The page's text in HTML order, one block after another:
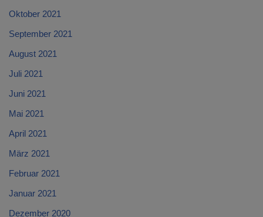
Oktober 2021
September 2021
August 2021
Juli 2021
Juni 2021
Mai 2021
April 2021
März 2021
Februar 2021
Januar 2021
Dezember 2020